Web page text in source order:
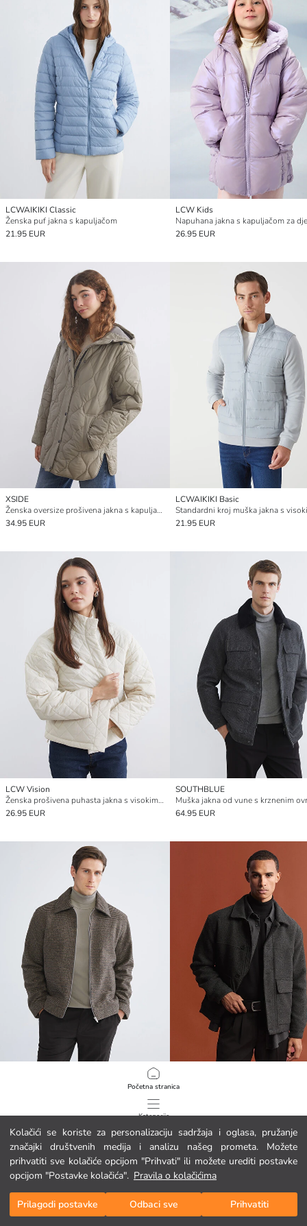
Kolačići se koriste za personalizaciju sadržaja i oglasa, pružanje
značajki društvenih medija i analizu našeg prometa. Možete
prihvatiti sve kolačiće opcijom "Prihvati" ili možete urediti postavke
opcijom "Postavke kolačića". Pravila o kolačićima
Prilagodi postavke Odbaci sve Prihvatiti
Početna stranica
Kategorije
Moja košarica
LCWAIKIKI Classic
Ženska puf jakna s kapuljačom
21.95 EUR
LCW Kids
Napuhana jakna s kapuljačom za
26.95 EUR
XSIDE
Ženska oversize prošivena jakna s kapuljačom
34.95 EUR
LCWAIKIKI Basic
21.95 EUR
LCW Vision
Ženska prošivena puhasta jakna s visokim ovratnikom
26.95 EUR
SOUTHBLUE
64.95 EUR
Standardni kroj muški kaput od mješavine vune s ceker ovratnikom